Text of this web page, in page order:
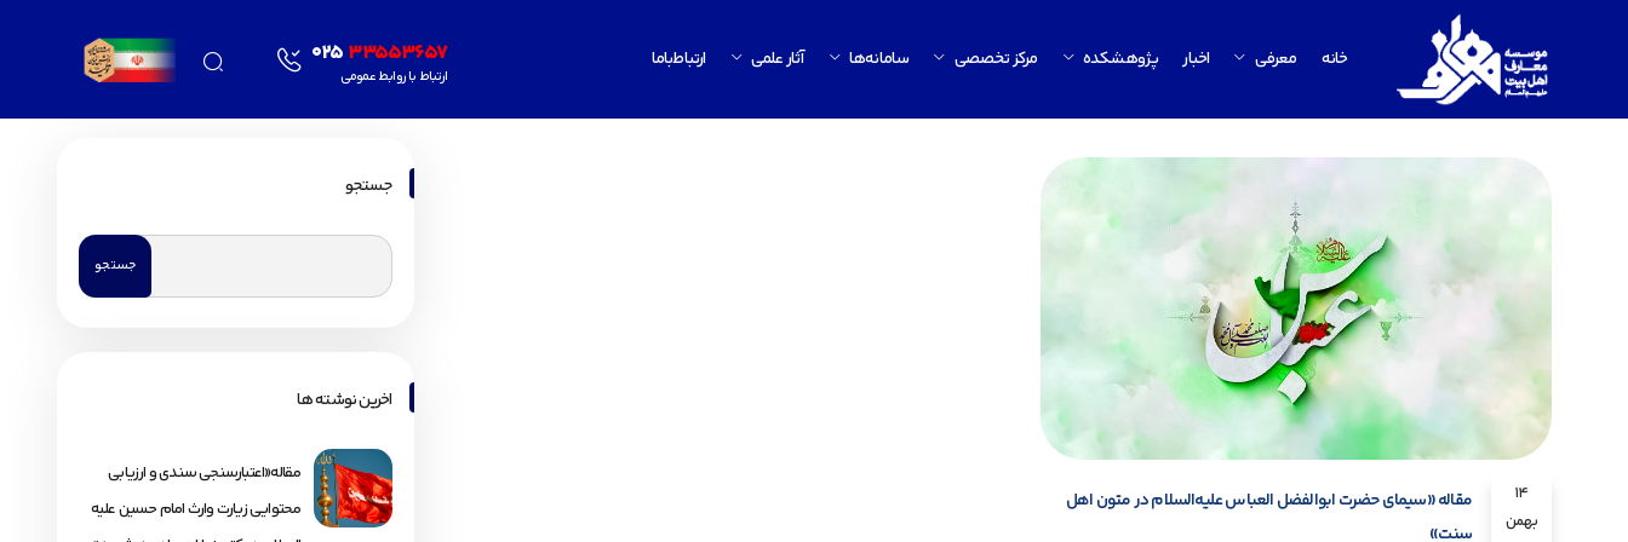
خانه معرفی اخبار پژوهشکده مرکز تخصصی سامانه‌ها آثار علمی ارتباط‌باما 02533553657
ارتباط با روابط عمومی
14
بهمن
مقاله «سیمای حضرت ابوالفضل العباس علیه‌السلام در متون اهل
سنت»
جستجو
اخرین نوشته ها
مقاله«اعتبارسنجی سندی و ارزیابی
محتوایی زیارت وارث امام حسین علیه